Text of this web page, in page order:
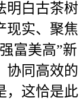
明白古茶树
现实、聚焦
富美高”新
协同高效的
，这恰是此